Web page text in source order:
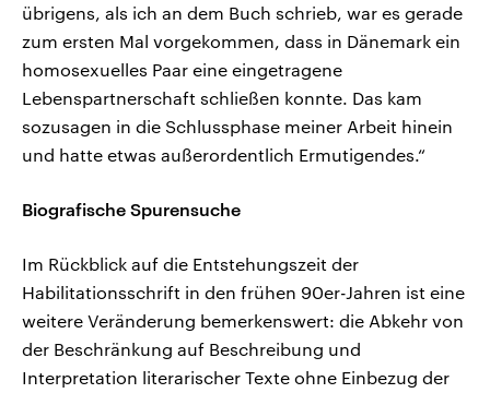
übrigens, als ich an dem Buch schrieb, war es gerade
zum ersten Mal vorgekommen, dass in Dänemark ein
homosexuelles Paar eine eingetragene
Lebenspartnerschaft schließen konnte. Das kam
sozusagen in die Schlussphase meiner Arbeit hinein
und hatte etwas außerordentlich Ermutigendes.“
Biografische Spurensuche
Im Rückblick auf die Entstehungszeit der
Habilitationsschrift in den frühen 90er-Jahren ist eine
weitere Veränderung bemerkenswert: die Abkehr von
der Beschränkung auf Beschreibung und
Interpretation literarischer Texte ohne Einbezug der